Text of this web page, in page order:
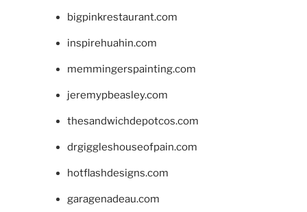
bigpinkrestaurant.com
inspirehuahin.com
memmingerspainting.com
jeremypbeasley.com
thesandwichdepotcos.com
drgiggleshouseofpain.com
hotflashdesigns.com
garagenadeau.com